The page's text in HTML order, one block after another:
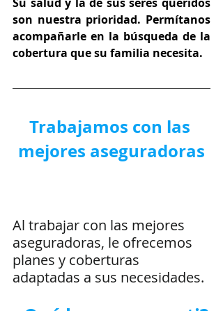
son nuestra prioridad. Permítanos
acompañarle en la búsqueda de la
cobertura que su familia necesita.
Trabajamos con las
mejores aseguradoras
Al trabajar con las mejores
aseguradoras, le ofrecemos
planes y coberturas
adaptadas a sus necesidades.